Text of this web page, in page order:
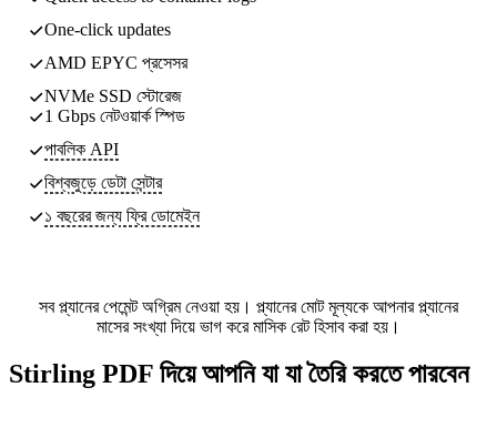
One-click updates
AMD EPYC প্রসেসর
NVMe SSD স্টোরেজ
1 Gbps নেটওয়ার্ক স্পিড
পাবলিক API
বিশ্বজুড়ে ডেটা সেন্টার
১ বছরের জন্য ফ্রি ডোমেইন
সব প্ল্যানের পেমেন্ট অগ্রিম নেওয়া হয়। প্ল্যানের মোট মূল্যকে আপনার প্ল্যানের
মাসের সংখ্যা দিয়ে ভাগ করে মাসিক রেট হিসাব করা হয়।
Stirling PDF দিয়ে আপনি যা যা তৈরি করতে পারবেন